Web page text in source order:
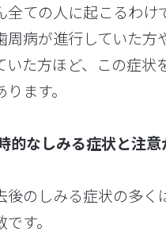
全ての人に起こるわけ
周病が進行していた方
いた方ほど、この症状
ます。
なしみる症状と注意
後のしみる症状の多く
す。